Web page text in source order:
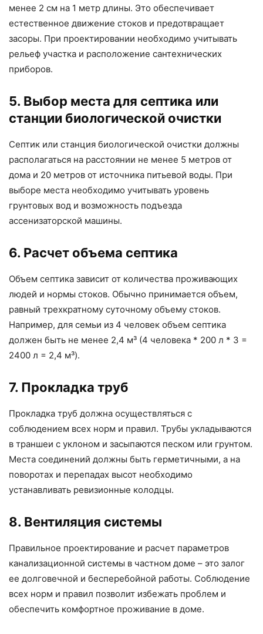
менее 2 см на 1 метр длины. Это обеспечивает
естественное движение стоков и предотвращает
засоры. При проектировании необходимо учитывать
рельеф участка и расположение сантехнических
приборов.
5. Выбор места для септика или
станции биологической очистки
Септик или станция биологической очистки должны
располагаться на расстоянии не менее 5 метров от
дома и 20 метров от источника питьевой воды. При
выборе места необходимо учитывать уровень
грунтовых вод и возможность подъезда
ассенизаторской машины.
6. Расчет объема септика
Объем септика зависит от количества проживающих
людей и нормы стоков. Обычно принимается объем,
равный трехкратному суточному объему стоков.
Например, для семьи из 4 человек объем септика
должен быть не менее 2,4 м³ (4 человека * 200 л * 3 =
2400 л = 2,4 м³).
7. Прокладка труб
Прокладка труб должна осуществляться с
соблюдением всех норм и правил. Трубы укладываются
в траншеи с уклоном и засыпаются песком или грунтом.
Места соединений должны быть герметичными, а на
поворотах и перепадах высот необходимо
устанавливать ревизионные колодцы.
8. Вентиляция системы
Правильное проектирование и расчет параметров
канализационной системы в частном доме – это залог
ее долговечной и бесперебойной работы. Соблюдение
всех норм и правил позволит избежать проблем и
обеспечить комфортное проживание в доме.